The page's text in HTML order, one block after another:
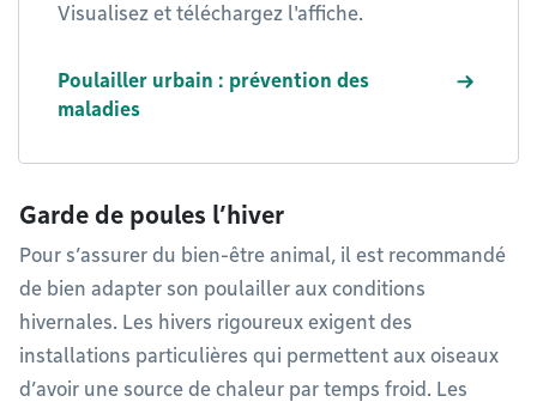
Visualisez et téléchargez l'affiche.
Poulailler urbain : prévention des
maladies
Garde de poules l’hiver
Pour s’assurer du bien-être animal, il est recommandé
de bien adapter son poulailler aux conditions
hivernales. Les hivers rigoureux exigent des
installations particulières qui permettent aux oiseaux
d’avoir une source de chaleur par temps froid. Les